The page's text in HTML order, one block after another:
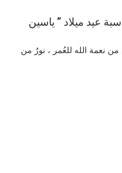
عيد ميلاد ” ياسين
من نعمة الله للعُمر ، نورٌ من